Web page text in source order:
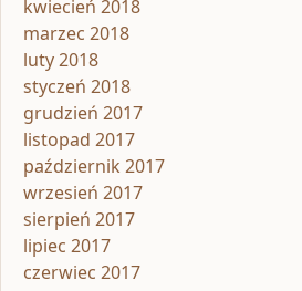
kwiecień 2018
marzec 2018
luty 2018
styczeń 2018
grudzień 2017
listopad 2017
październik 2017
wrzesień 2017
sierpień 2017
lipiec 2017
czerwiec 2017